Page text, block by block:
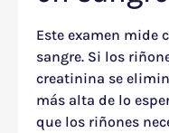
Este examen mide
sangre. Si los
creatinina se
más alta de lo
que los riñones